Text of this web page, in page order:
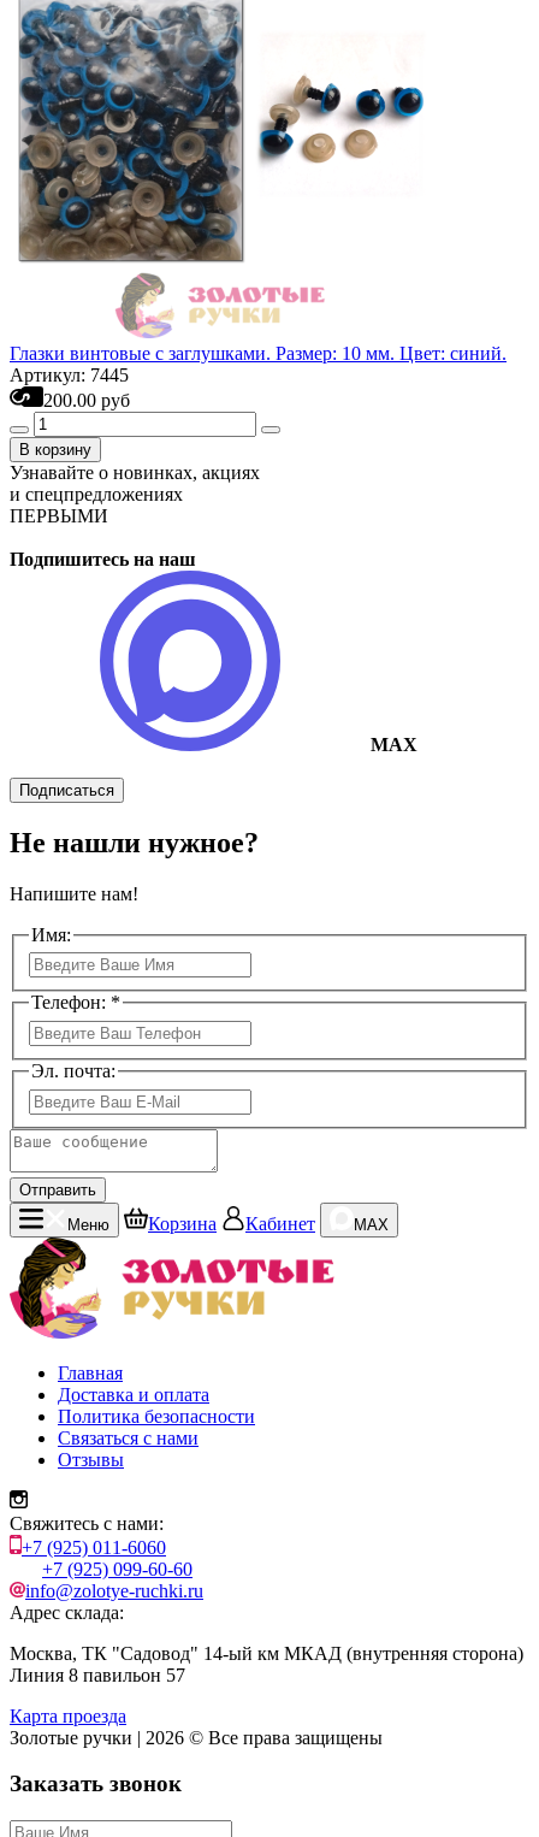
Глазки винтовые с заглушками. Размер: 10 мм. Цвет: синий.
Артикул: 7445
200.00 руб
В корзину
Узнавайте о новинках, акциях
и спецпредложениях
ПЕРВЫМИ
Подпишитесь на наш
MAX
Подписаться
Не нашли нужное?
Напишите нам!
Имя:
Телефон: *
Эл. почта:
Отправить
Меню
Корзина Кабинет MAX
Главная
Доставка и оплата
Политика безопасности
Связаться с нами
Отзывы
Свяжитесь с нами:
+7 (925) 011-6060
+7 (925) 099-60-60
info@zolotye-ruchki.ru
Адрес склада:
Москва, ТК "Садовод" 14-ый км МКАД (внутренняя сторона)
Линия 8 павильон 57
Карта проезда
Золотые ручки | 2026 © Все права защищены
Заказать звонок